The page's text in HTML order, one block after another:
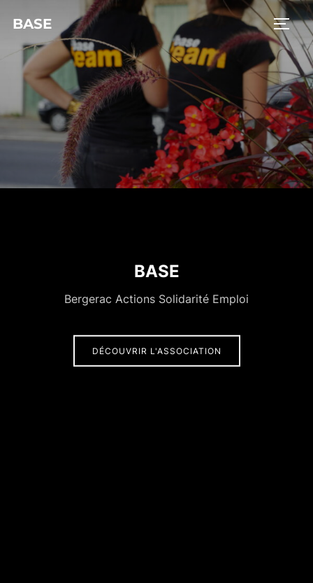
BASE
BASE
Bergerac Actions Solidarité Emploi
DÉCOUVRIR L'ASSOCIATION